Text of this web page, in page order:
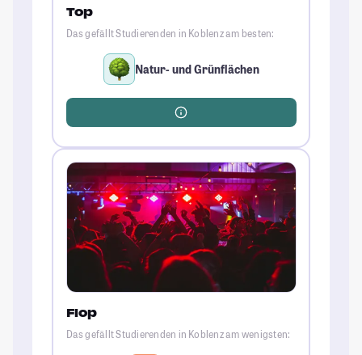
Top
Das gefällt Studierenden in Koblenz am besten:
Natur- und Grünflächen
Flop
Das gefällt Studierenden in Koblenz am wenigsten: